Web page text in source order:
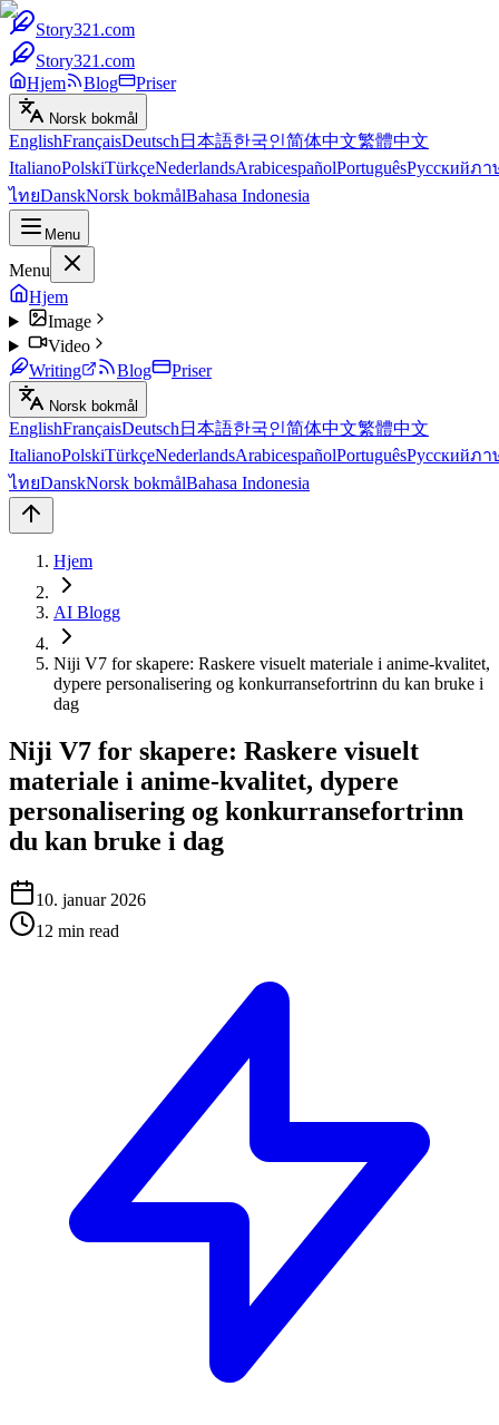
Story321.com
Story321.com
Hjem
Blog Priser
Norsk bokmål
EnglishFrançaisDeutsch 日本語한국인简体中文繁體中文
ItalianoPolskiTürkçeNederlandsArabicespañolPortuguêsРусскийภา
ไทยDanskNorsk bokmålBahasa Indonesia
Menu
Menu
Hjem
Image
Video
Writing
Blog Priser
Norsk bokmål
EnglishFrançaisDeutsch 日本語한국인简体中文繁體中文
ItalianoPolskiTürkçeNederlandsArabicespañolPortuguêsРусскийภา
ไทยDanskNorsk bokmålBahasa Indonesia
Hjem
AI Blogg
Niji V7 for skapere: Raskere visuelt materiale i anime-kvalitet,
dypere personalisering og konkurransefortrinn du kan bruke i
dag
Niji V7 for skapere: Raskere visuelt
materiale i anime-kvalitet, dypere
personalisering og konkurransefortrinn
du kan bruke i dag
10. januar 2026
12 min read